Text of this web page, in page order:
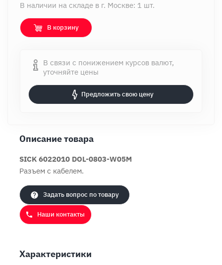
В наличии на складе в г. Москве: 1 шт.
В корзину
В связи с понижением курсов валют,
уточняйте цены
Предложить свою цену
Описание товара
SICK 6022010 DOL-0803-W05M
Разъем с кабелем.
Задать вопрос по товару
Наши контакты
Характеристики